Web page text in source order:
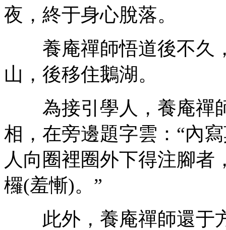
夜，終于身心脫落。
養庵禪師悟道後不久
山，後移住鵝湖。
為接引學人，養庵禪
相，在旁邊題字雲：“內
人向圈裡圈外下得注腳者
欏(羞慚)。”
此外，養庵禪師還于